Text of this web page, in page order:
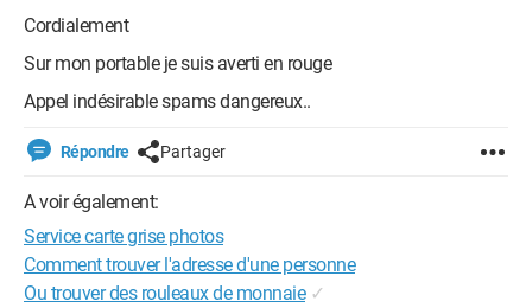
Cordialement
Sur mon portable je suis averti en rouge
Appel indésirable spams dangereux..
Répondre Partager
A voir également:
Service carte grise photos
Comment trouver l'adresse d'une personne
Ou trouver des rouleaux de monnaie ✓